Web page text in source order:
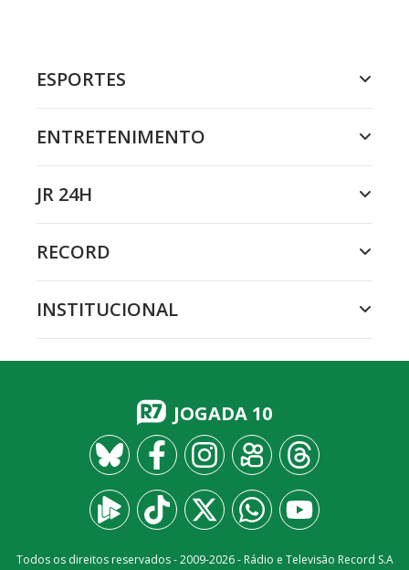
ESPORTES
ENTRETENIMENTO
JR 24H
RECORD
INSTITUCIONAL
JOGADA 10
Todos os direitos reservados - 2009-2026- Rádio e Televisão Record S.A